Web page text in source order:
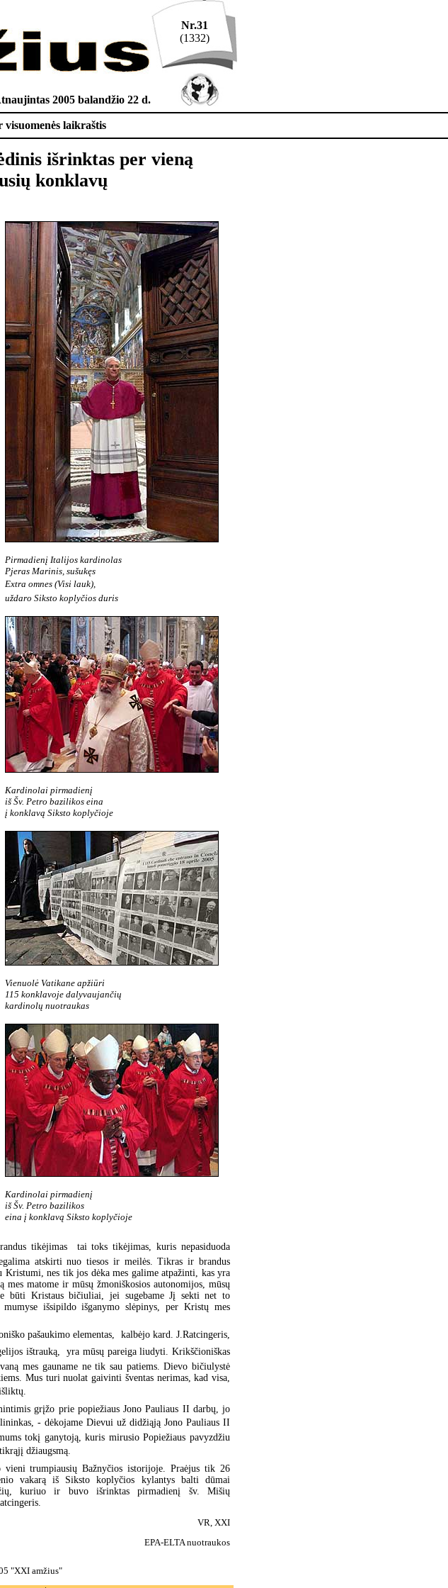
2005 balandžio 22 d.
Nr.31
(1332)
laikraštis
išrinktas per vieną
konklavų
Pirmadienį Italijos kardinolas
Pjeras Marinis, sušukęs
Extra omnes (Visi lauk),
uždaro Siksto koplyčios duris
Kardinolai pirmadienį
iš Šv. Petro bazilikos eina
į konklavą Siksto koplyčioje
Vienuolė Vatikane apžiūri
115 konklavoje dalyvaujančių
kardinolų nuotraukas
Kardinolai pirmadienį
iš Šv. Petro bazilikos
eina į konklavą Siksto koplyčioje
tikėjimas  tai toks tikėjimas, kuris nepasiduoda
atskirti nuo tiesos ir meilės. Tikras ir brandus
Kristumi, nes tik jos dėka mes galime atpažinti, kas yra
mes matome ir mūsų žmoniškosios autonomijos, mūsų
būti Kristaus bičiuliai, jei sugebame Jį sekti net to
mumyse išsipildo išganymo slėpinys, per Kristų mes
pašaukimo elementas,  kalbėjo kard. J.Ratcingeris,
ištrauką,  yra mūsų pareiga liudyti. Krikščioniškas
mes gauname ne tik sau patiems. Dievo bičiulystė
Mus turi nuolat gaivinti šventas nerimas, kad visa,
grįžo prie popiežiaus Jono Pauliaus II darbų, jo
- dėkojame Dievui už didžiąją Jono Pauliaus II
tokį ganytoją, kuris mirusio Popiežiaus pavyzdžiu
džiaugsmą.
trumpiausių Bažnyčios istorijoje. Praėjus tik 26
vakarą iš Siksto koplyčios kylantys balti dūmai
kuriuo ir buvo išrinktas pirmadienį šv. Mišių
VR, XXI
EPA-ELTA nuotraukos
"XXI amžius"